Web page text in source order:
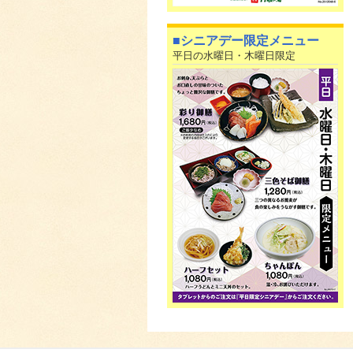
■シニアデー限定メニュー
平日の水曜日・木曜日限定